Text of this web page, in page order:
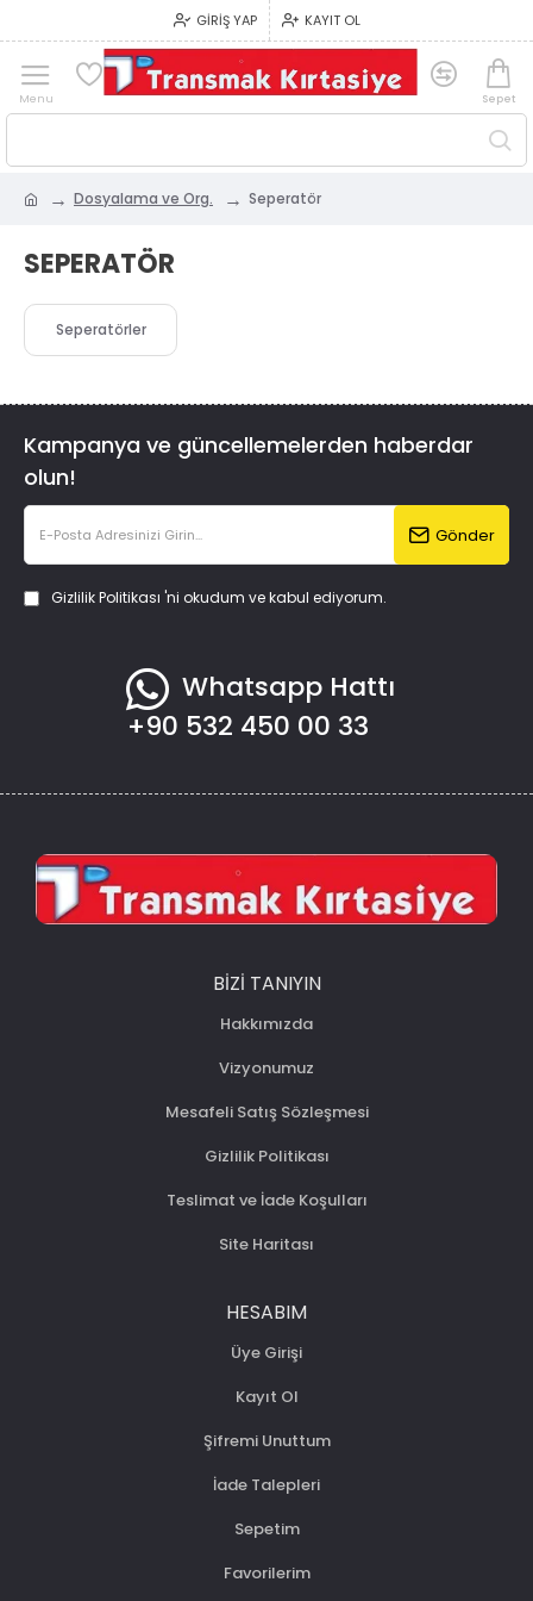
GIRIŞ YAP KAYIT OL
Dosyalama ve Org. Seperatör
SEPERATÖR
Seperatörler
Kampanya ve güncellemelerden haberdar
olun!
Gönder
Gizlilik Politikası 'ni okudum ve kabul ediyorum.
Whatsapp Hattı
+90 532 450 00 33
BIZI TANIYIN
Hakkımızda
Vizyonumuz
Mesafeli Satış Sözleşmesi
Gizlilik Politikası
Teslimat ve İade Koşulları
Site Haritası
HESABIM
Üye Girişi
Kayıt Ol
Şifremi Unuttum
İade Talepleri
Sepetim
Favorilerim